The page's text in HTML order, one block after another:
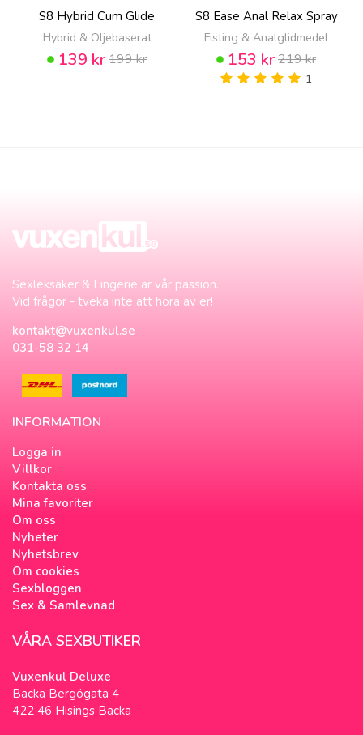
S8 Hybrid Cum Glide
Hybrid & Oljebaserat
139 kr199 kr
S8 Ease Anal Relax Spray
Fisting & Analglidmedel
153 kr219 kr
1
Sexleksaker & Lingerie är vår passion.
Vid frågor - tveka inte att höra av er!
kontakt@vuxenkul.se
031-58 32 14
INFORMATION
Logga in
Villkor
Kontakta oss
Mina favoriter
Om oss
Nyheter
Nyhetsbrev
Om cookies
Sexbloggen
Sex & Samlevnad
VÅRA SEXBUTIKER
Vuxenkul Deluxe
Backa Bergögata 4
422 46 Hisings Backa